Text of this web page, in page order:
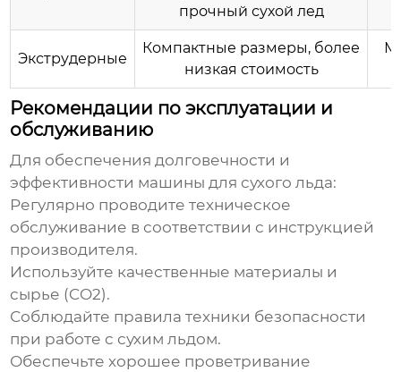
прочный сухой лед
Экструдерные
Компактные размеры, более
низкая стоимость
Рекомендации по эксплуатации и
обслуживанию
Для обеспечения долговечности и
эффективности машины для сухого льда:
Регулярно проводите техническое
обслуживание в соответствии с инструкцией
производителя.
Используйте качественные материалы и
сырье (CO2).
Соблюдайте правила техники безопасности
при работе с сухим льдом.
Обеспечьте хорошее проветривание